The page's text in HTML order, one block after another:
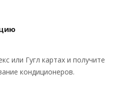
или Гугл картах и получите
кондиционеров.